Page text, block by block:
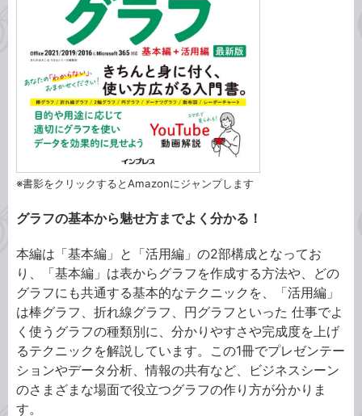
※書影をクリックするとAmazonにジャンプします
グラフの基本から魅せ方までよく分かる！
本編は「基本編」と「活用編」の2部構成となってお
り、「基本編」は表からグラフを作成する方法や、どの
グラフにも共通する基本的なテクニックを、「活用編」
は棒グラフ、折れ線グラフ、円グラフといった 仕事でよ
く使うグラフの種類別に、分かりやすさや完成度を上げ
るテクニックを解説しています。この1冊でプレゼンテー
ションやデータ分析、情報の共有など、ビジネスシーン
のさまざまな場面で役立つグラフの作り方が分かりま
す。